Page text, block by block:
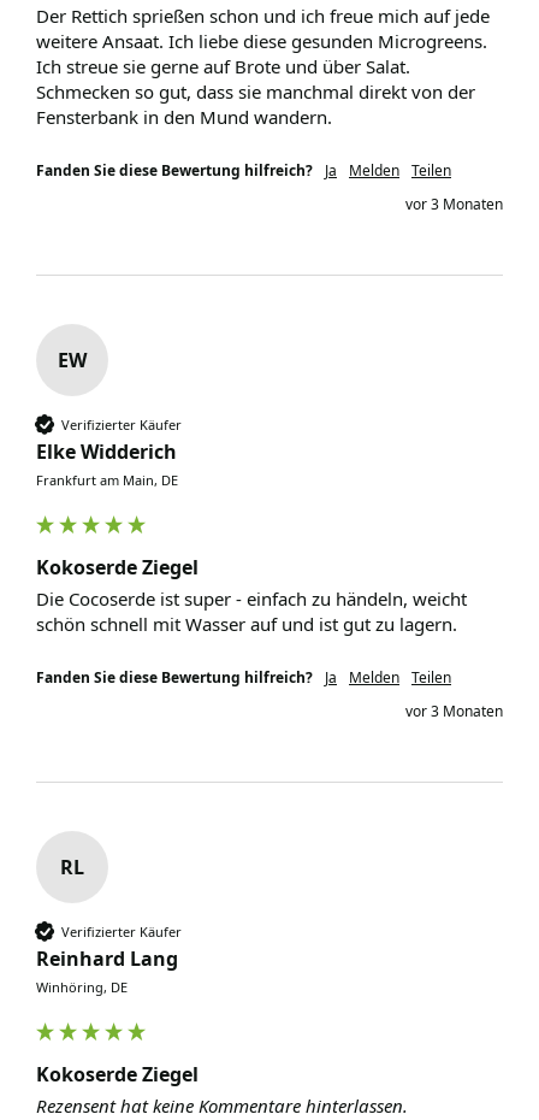
Der Rettich sprießen schon und ich freue mich auf jede
weitere Ansaat. Ich liebe diese gesunden Microgreens.
Ich streue sie gerne auf Brote und über Salat.
Schmecken so gut, dass sie manchmal direkt von der
Fensterbank in den Mund wandern.
Fanden Sie diese Bewertung hilfreich? Ja Melden Teilen
vor 3 Monaten
EW
Verifizierter Käufer
Elke Widderich
Frankfurt am Main, DE
Kokoserde Ziegel
Die Cocoserde ist super - einfach zu händeln, weicht
schön schnell mit Wasser auf und ist gut zu lagern.
Fanden Sie diese Bewertung hilfreich? Ja Melden Teilen
vor 3 Monaten
RL
Verifizierter Käufer
Reinhard Lang
Winhöring, DE
Kokoserde Ziegel
Rezensent hat keine Kommentare hinterlassen.